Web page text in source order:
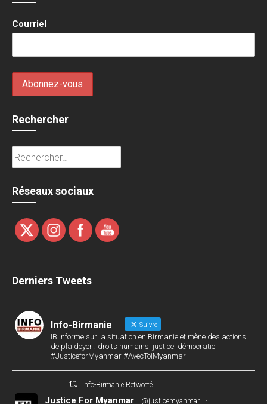
Courriel
Rechercher
Rechercher :
Réseaux sociaux
Derniers Tweets
Info-Birmanie Suivre
IB informe sur la situation en Birmanie et mène des actions
de plaidoyer : droits humains, justice, démocratie
#JusticeforMyanmar #AvecToiMyanmar
Info-Birmanie Retweeté
Justice For Myanmar @justicemyanmar ·